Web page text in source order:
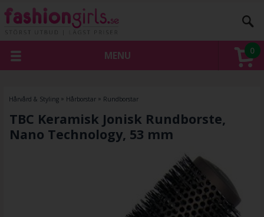
0
MENU
Hårvård & Styling» Hårborstar» Rundborstar
TBC Keramisk Jonisk Rundborste,
Nano Technology, 53 mm